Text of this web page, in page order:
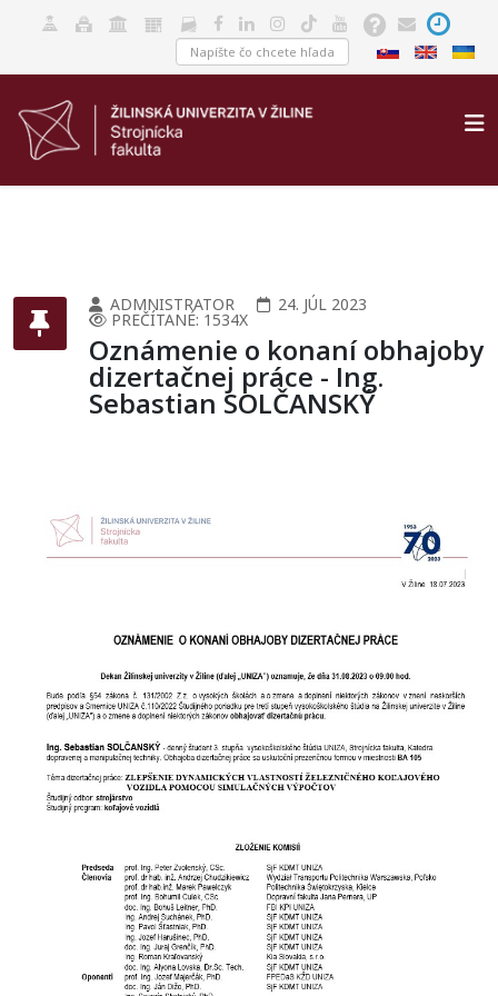
ADMNISTRATOR 24. JÚL 2023
PREČÍTANÉ: 1534X
Oznámenie o konaní obhajoby
dizertačnej práce - Ing.
Sebastian SOLČANSKÝ